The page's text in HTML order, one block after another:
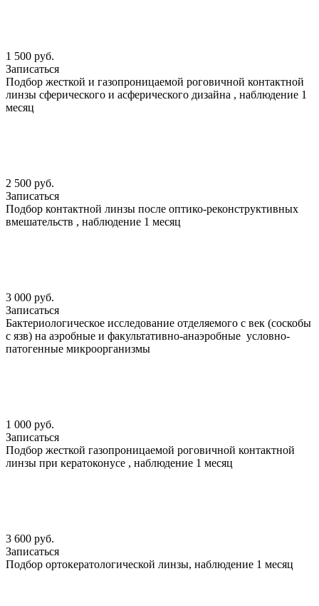
1 500 руб.
Записаться
Подбор жесткой и газопроницаемой роговичной контактной
линзы сферического и асферического дизайна , наблюдение 1
месяц
2 500 руб.
Записаться
Подбор контактной линзы после оптико-реконструктивных
вмешательств , наблюдение 1 месяц
3 000 руб.
Записаться
Бактериологическое исследование отделяемого с век (соскобы
с язв) на аэробные и факультативно-анаэробные условно-
патогенные микроорганизмы
1 000 руб.
Записаться
Подбор жесткой газопроницаемой роговичной контактной
линзы при кератоконусе , наблюдение 1 месяц
3 600 руб.
Записаться
Подбор ортокератологической линзы, наблюдение 1 месяц